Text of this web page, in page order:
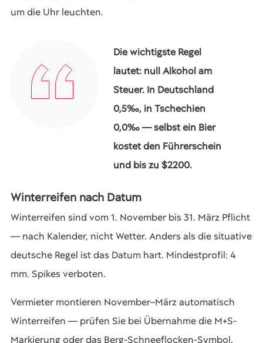
um die Uhr leuchten.
Die wichtigste Regel
lautet: null Alkohol am
Steuer. In Deutschland
0,5‰, in Tschechien
0,0‰ — selbst ein Bier
kostet den Führerschein
und bis zu $2200.
Winterreifen nach Datum
Winterreifen sind vom 1. November bis 31. März Pflicht
— nach Kalender, nicht Wetter. Anders als die situative
deutsche Regel ist das Datum hart. Mindestprofil: 4
mm. Spikes verboten.
Vermieter montieren November–März automatisch
Winterreifen — prüfen Sie bei Übernahme die M+S-
Markierung oder das Berg-Schneeflocken-Symbol.